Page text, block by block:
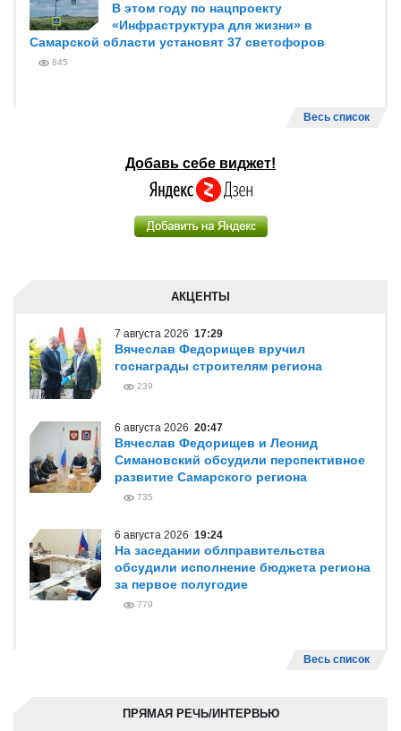
В этом году по нацпроекту
«Инфраструктура для жизни» в
Самарской области установят 37 светофоров
845
Весь список
Добавь себе виджет!
АКЦЕНТЫ
7 августа 2026 17:29
Вячеслав Федорищев вручил
госнаграды строителям региона
239
6 августа 2026 20:47
Вячеслав Федорищев и Леонид
Симановский обсудили перспективное
развитие Самарского региона
735
6 августа 2026 19:24
На заседании облправительства
обсудили исполнение бюджета региона
за первое полугодие
779
Весь список
ПРЯМАЯ РЕЧЬ/ИНТЕРВЬЮ